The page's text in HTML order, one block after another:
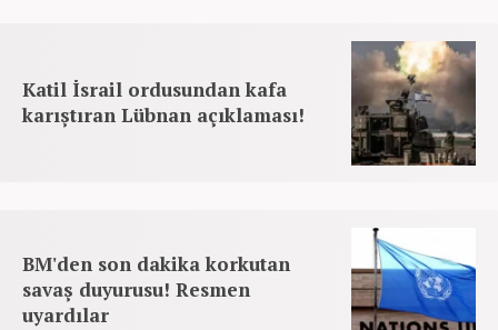
Katil İsrail ordusundan kafa
karıştıran Lübnan açıklaması!
BM'den son dakika korkutan
savaş duyurusu! Resmen
uyardılar